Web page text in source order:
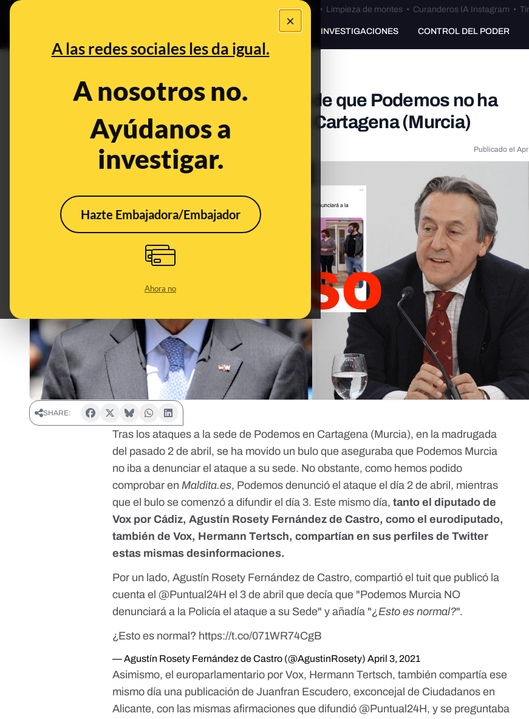
×
A las redes sociales les da igual.
A nosotros no.
Ayúdanos a
investigar.
Hazte Embajadora/Embajador
Ahora no
Bulos Ceuta • Limpieza de montes• Curanderos IA Instagram •
PREBUNKING INVESTIGACIONES CONTROL DEL PODER
Políticos de Vox comparten el bulo de que Podemos no ha
denunciado el ataque a su sede en Cartagena (Murcia)
Publicado el
SHARE:
Tras los ataques a la sede de Podemos en Cartagena (Murcia), en la madrugada
del pasado 2 de abril,se ha movido un bulo que aseguraba que Podemos Murcia
no iba a denunciar el ataque a su sede. No obstante, como hemos podido
comprobar enMaldita.es, Podemos denunció el ataque el día 2 de abril, mientras
que el bulo se comenzó a difundir el día 3. Este mismo día,tanto el diputado de
Vox por Cádiz, Agustín Rosety Fernández de Castro, como el eurodiputado,
también de Vox, Hermann Tertsch, compartían en sus perfiles de Twitter
estas mismas desinformaciones.
Por un lado, Agustín Rosety Fernández de Castro,compartió el tuit que publicó la
cuenta el @Puntual24H el 3 de abril que decía que "Podemos Murcia NO
denunciará a la Policía el ataque a su Sede" y añadía "¿Esto es normal?".
¿Esto es normal? https://t.co/071WR74CgB
— Agustín Rosety Fernández de Castro (@AgustinRosety)April 3, 2021
Asimismo, el europarlamentario por Vox, Hermann Tertsch, también compartía ese
mismo día una publicación de Juanfran Escudero, exconcejal de Ciudadanos en
Alicante, con las mismas afirmaciones que difundió @Puntual24H, y se preguntaba